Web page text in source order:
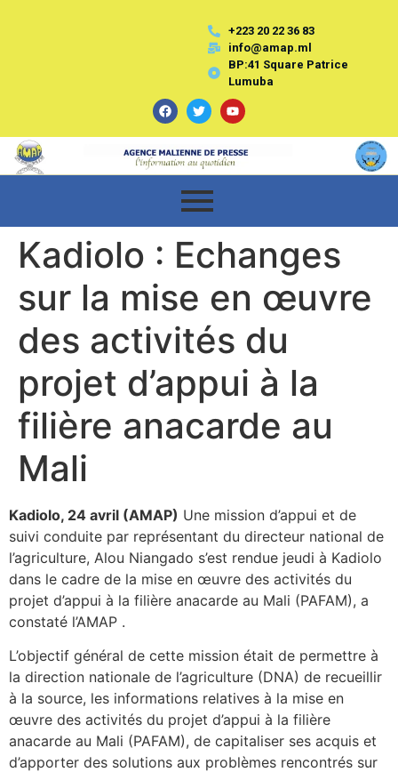
+223 20 22 36 83
info@amap.ml
BP:41 Square Patrice
Lumuba
Kadiolo : Echanges
sur la mise en œuvre
des activités du
projet d’appui à la
filière anacarde au
Mali
Kadiolo, 24 avril (AMAP) Une mission d’appui et de
suivi conduite par représentant du directeur national de
l’agriculture, Alou Niangado s’est rendue jeudi à Kadiolo
dans le cadre de la mise en œuvre des activités du
projet d’appui à la filière anacarde au Mali (PAFAM), a
constaté l’AMAP .
L’objectif général de cette mission était de permettre à
la direction nationale de l’agriculture (DNA) de recueillir
à la source, les informations relatives à la mise en
œuvre des activités du projet d’appui à la filière
anacarde au Mali (PAFAM), de capitaliser ses acquis et
d’apporter des solutions aux problèmes rencontrés sur